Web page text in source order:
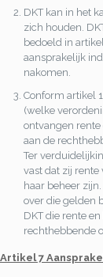
DKT kan in het
zich houden.
bedoeld in
aansprakelijk
nakomen.
Conform artikel
(welke
ontvangen
aan de
Ter
vast dat zij
haar beheer
over die gelden
DKT die rente
rechthebbende
Artikel 7